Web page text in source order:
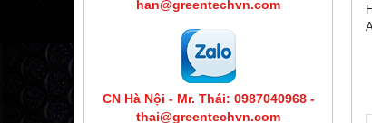
han@greentechvn.com
CN Hà Nội - Mr. Thái: 0987040968 -
thai@greentechvn.com